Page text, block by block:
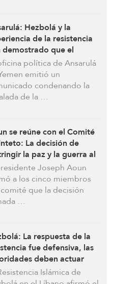
Hezbolá y la
de la resistencia
demostrado que el
sionista sólo
el lenguaje de la
política de Ansarulá
emitió un
condenando la
de la …
se reúne con el Comité
La decisión de
la paz y la guerra al
es definitiva. Exigimos
sobre Israel para que
sus ataques
Joseph Aoun
a los cinco miembros
que la decisión
…
La respuesta de la
fue defensiva, las
deben actuar
detener la agresión
Islámica de